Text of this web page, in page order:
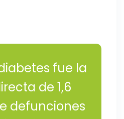
fue la
de 1,6
defunciones